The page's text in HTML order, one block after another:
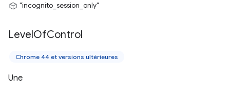
"incognito_session_only"
LevelOfControl
Chrome 44 et versions ultérieures
Une